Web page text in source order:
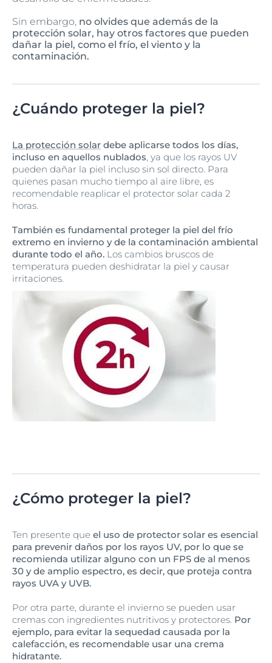
Sin embargo, no olvides que además de la
protección solar, hay otros factores que pueden
dañar la piel, como el frío, el viento y la
contaminación.
¿Cuándo proteger la piel?
La protección solar debe aplicarse todos los días,
incluso en aquellos nublados, ya que los rayos UV
pueden dañar la piel incluso sin sol directo. Para
quienes pasan mucho tiempo al aire libre, es
recomendable reaplicar el protector solar cada 2
horas.
También es fundamental proteger la piel del frío
extremo en invierno y de la contaminación ambiental
durante todo el año. Los cambios bruscos de
temperatura pueden deshidratar la piel y causar
irritaciones.
¿Cómo proteger la piel?
Ten presente que el uso de protector solar es esencial
para prevenir daños por los rayos UV, por lo que se
recomienda utilizar alguno con un FPS de al menos
30 y de amplio espectro, es decir, que proteja contra
rayos UVA y UVB.
Por otra parte, durante el invierno se pueden usar
cremas con ingredientes nutritivos y protectores. Por
ejemplo, para evitar la sequedad causada por la
calefacción, es recomendable usar una crema
hidratante.